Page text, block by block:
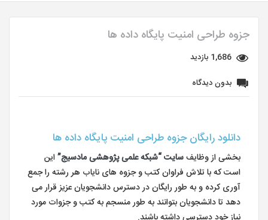
جزوه طراحی امنیت پایگاه داده ها
1,686 بازدید
بدون دیدگاه
دانلود رایگان جزوه طراحی امنیت پایگاه داده ها
بخشی از وظایفسایت “شبکه علمی پژوهشی مادسیج”این
است که با تلاش فراوان کتب و جزوه های نایاب هر رشته را جمع
آوری کرده و به طور رایگان در دسترس دانشجویان عزیز قرار می
دهد تا دانشجویان بتوانند به طور منسجم به کتب و جزوات مورد